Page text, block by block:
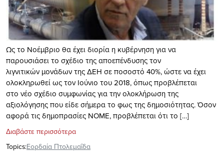
Ως το Νοέμβριο θα έχει διορία η κυβέρνηση για να
παρουσιάσει το σχέδιο της αποεπένδυσης τον
λιγνιτικών μονάδων της ΔΕΗ σε ποσοστό 40%, ώστε να έχει
ολοκληρωθεί ως τον Ιούνιο του 2018, όπως προβλέπεται
στο νέο σχέδιο συμφωνίας για την ολοκλήρωση της
αξιολόγησης που είδε σήμερα το φως της δημοσιότητας. Όσον
αφορά τις δημοπρασίες ΝΟΜΕ, προβλέπεται ότι το […]
Διαβάστε περισσότερα
Topics:Εορδαία Πτολεμαΐδα